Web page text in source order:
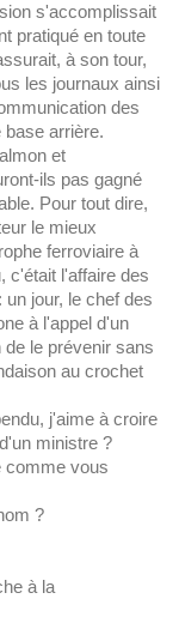
s'accomplissait
pratiqué en toute
à son tour,
les journaux ainsi
des
arrière.
et
ils pas gagné
Pour tout dire,
le mieux
ferroviaire à
c'était l'affaire des
jour, le chef des
à l'appel d'un
le prévenir sans
au crochet
j'aime à croire
ministre ?
comme vous
?
à la